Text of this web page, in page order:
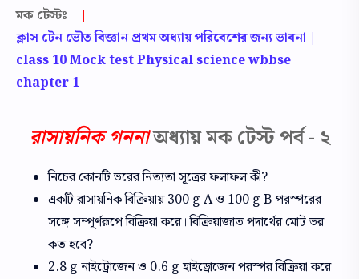
মক টেস্টঃ
|
ক্লাস টেন ভৌত বিজ্ঞান প্রথম অধ্যায় পরিবেশের জন্য ভাবনা |
class 10 Mock test Physical science wbbse
chapter 1
রাসায়নিক গননাঅধ্যায় মক টেস্ট পর্ব - ২
নিচের কোনটি ভরের নিত্যতা সূত্রের ফলাফল কী?
একটি রাসায়নিক বিক্রিয়ায় 300 g A ও 100 g B পরস্পরের
সঙ্গে সম্পূর্ণরূপে বিক্রিয়া করে। বিক্রিয়াজাত পদার্থের মোট ভর
কত হবে?
2.8 g নাইট্রোজেন ও 0.6 g হাইড্রোজেন পরস্পর বিক্রিয়া করে